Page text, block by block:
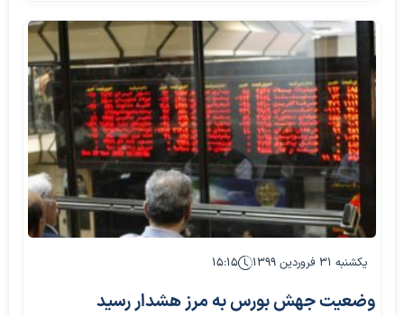
یکشنبه ۳۱ فروردین ۱۳۹۹ ۱۵:۱۵
وضعیت جهش بورس به مرز هشدار رسید